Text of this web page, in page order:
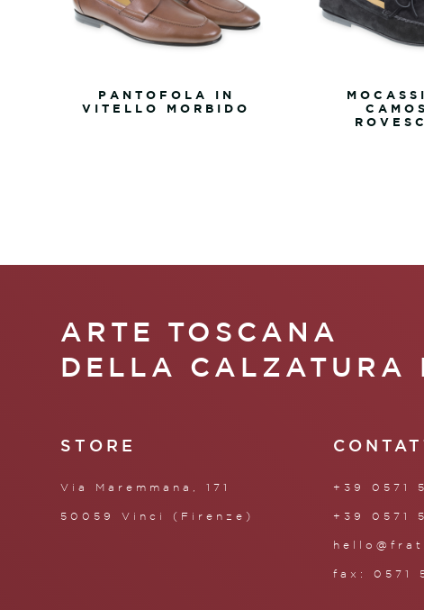
PANTOFOLA IN
VITELLO MORBIDO
ARTE TOSCANA
DELLA CALZATURA
STORE
Via Maremmana, 171
50059 Vinci (Firenze)
+39 0571
+39 0571
fax: 0571